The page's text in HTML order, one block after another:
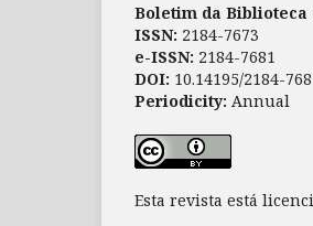
Boletim da Biblioteca
ISSN: 2184-7673
e-ISSN: 2184-7681
DOI: 10.14195/2184-
Periodicity: Annual
Esta revista está